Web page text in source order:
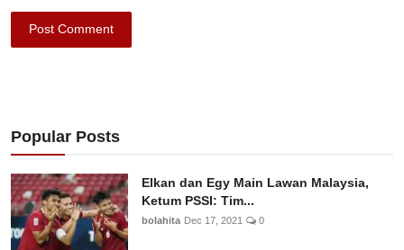
Post Comment
Popular Posts
Elkan dan Egy Main Lawan Malaysia,
Ketum PSSI: Tim...
bolahita Dec 17, 2021 0